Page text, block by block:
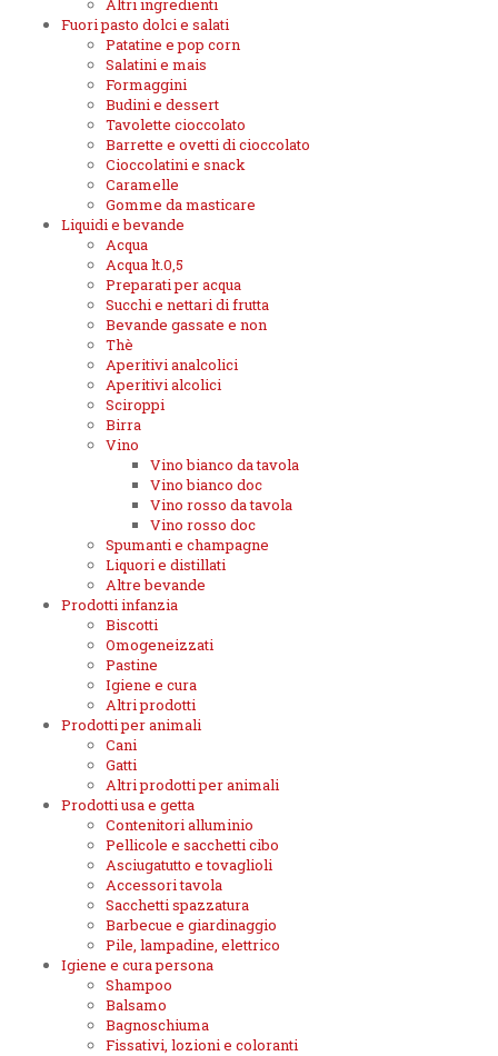
Altri ingredienti
Fuori pasto dolci e salati
Patatine e pop corn
Salatini e mais
Formaggini
Budini e dessert
Tavolette cioccolato
Barrette e ovetti di cioccolato
Cioccolatini e snack
Caramelle
Gomme da masticare
Liquidi e bevande
Acqua
Acqua lt.0,5
Preparati per acqua
Succhi e nettari di frutta
Bevande gassate e non
Thè
Aperitivi analcolici
Aperitivi alcolici
Sciroppi
Birra
Vino
Vino bianco da tavola
Vino bianco doc
Vino rosso da tavola
Vino rosso doc
Spumanti e champagne
Liquori e distillati
Altre bevande
Prodotti infanzia
Biscotti
Omogeneizzati
Pastine
Igiene e cura
Altri prodotti
Prodotti per animali
Cani
Gatti
Altri prodotti per animali
Prodotti usa e getta
Contenitori alluminio
Pellicole e sacchetti cibo
Asciugatutto e tovaglioli
Accessori tavola
Sacchetti spazzatura
Barbecue e giardinaggio
Pile, lampadine, elettrico
Igiene e cura persona
Shampoo
Balsamo
Bagnoschiuma
Fissativi, lozioni e coloranti